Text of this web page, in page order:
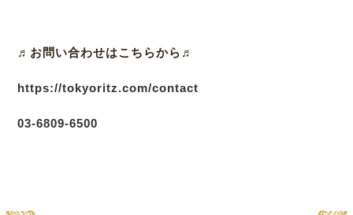
♬ お問い合わせはこちらから♬
https://tokyoritz.com/contact
03-6809-6500